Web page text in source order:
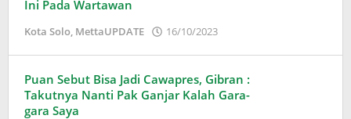
Ini Pada Wartawan
Kota Solo, MettaUPDATE 16/10/2023
Puan Sebut Bisa Jadi Cawapres, Gibran :
Takutnya Nanti Pak Ganjar Kalah Gara-
gara Saya